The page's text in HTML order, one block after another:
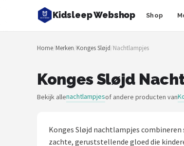
Kidsleep Webshop Shop
Zoeken
NAVIGATIE
Merken
Slaaptrainers
Home/Merken/Konges Sløjd/Nachtlampjes
Konges Sløjd
Bekijk allenachtlampjesof andere producten van
Konges Sløjd nachtlampjes
zachte, geruststellende gloed die